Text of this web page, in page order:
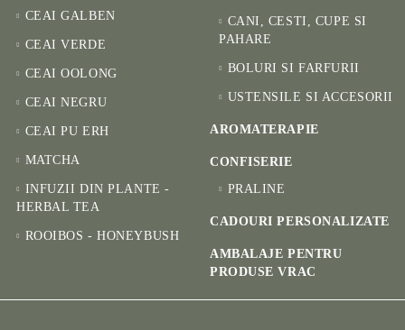
CEAI GALBEN
CEAI VERDE
CEAI OOLONG
CEAI NEGRU
CEAI PU ERH
MATCHA
INFUZII DIN PLANTE -
HERBAL TEA
ROOIBOS - HONEYBUSH
CANI, CESTI, CUPE SI
PAHARE
BOLURI SI FARFURII
USTENSILE SI ACCESORII
AROMATERAPIE
CONFISERIE
PRALINE
CADOURI PERSONALIZATE
AMBALAJE PENTRU
PRODUSE VRAC